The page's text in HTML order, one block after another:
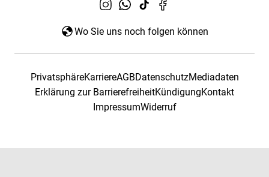
Wo Sie uns noch folgen können
PrivatsphäreKarriereAGBDatenschutzMediadaten
Erklärung zur BarrierefreiheitKündigungKontakt
ImpressumWiderruf